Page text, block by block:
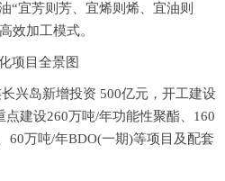
“宜芳则芳、宜烯则烯、宜油则
效加工模式。
项目全景图
兴岛新增投资 500亿元，开工建设
建设260万吨/年功能性聚酯、160
60万吨/年BDO(一期)等项目及配套